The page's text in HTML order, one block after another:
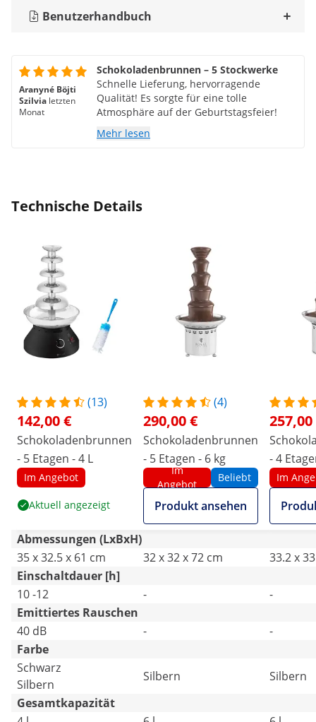
Benutzerhandbuch
Aranyné Böjti
Szilvia letzten
Monat
Schokoladenbrunnen – 5 Stockwerke
Schnelle Lieferung, hervorragende
Qualität! Es sorgte für eine tolle
Atmosphäre auf der Geburtstagsfeier!
Mehr lesen
Technische Details
(13)
142,00 €
Schokoladenbrunnen
- 5 Etagen - 4 L
Im Angebot
Aktuell angezeigt
(4)
290,00 €
Schokoladenbrunnen
- 5 Etagen - 6 kg
Im
Angebot
Beliebt
Produkt ansehen
257,00
- 4
Im
Abmessungen (LxBxH)
35 x 32.5 x 61 cm
32 x 32 x 72 cm
33.2 x
Einschaltdauer [h]
10 -12
-
-
Emittiertes Rauschen
40 dB
-
-
Farbe
Schwarz
Silbern
Silbern
Silbern
Gesamtkapazität